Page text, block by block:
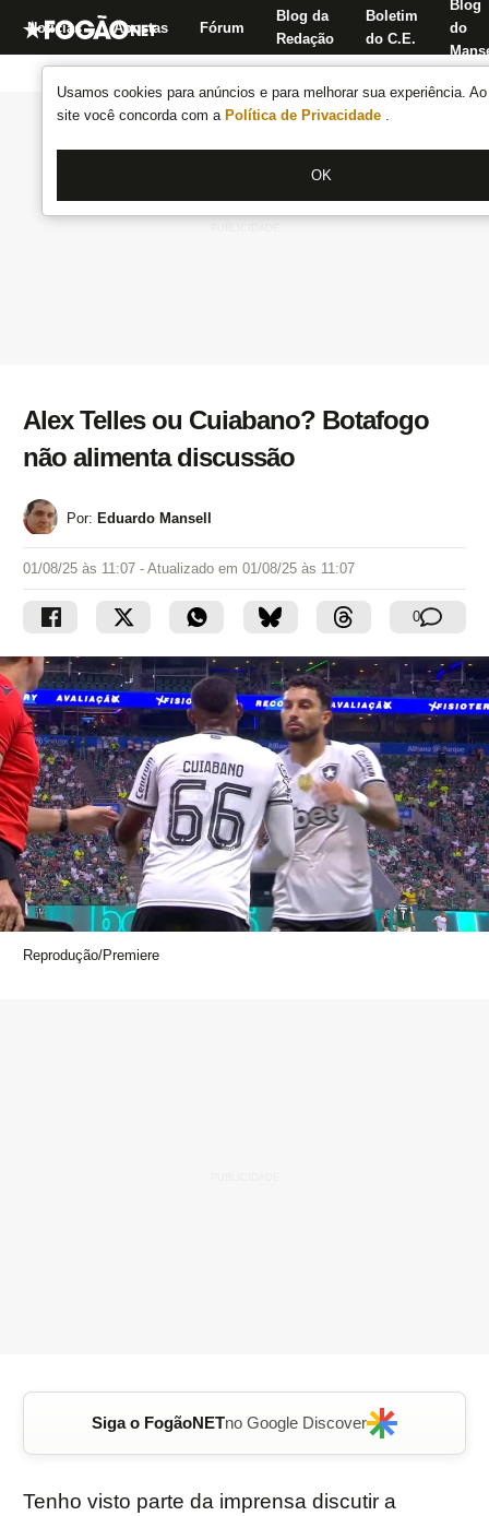
Usamos cookies para anúncios e para melhorar sua experiência.
site você concorda com a Política de Privacidade .
OK
Notícias Apostas Fórum
Blog da
Redação
Boletim
do C.E.
Blog
do
Alex Telles ou Cuiabano? Botafogo
não alimenta discussão
Por: Eduardo Mansell
01/08/25 às 11:07 - Atualizado em 01/08/25 às 11:07
0
Reprodução/Premiere
Siga o FogãoNETno Google Discover
Tenho visto parte da imprensa discutir a